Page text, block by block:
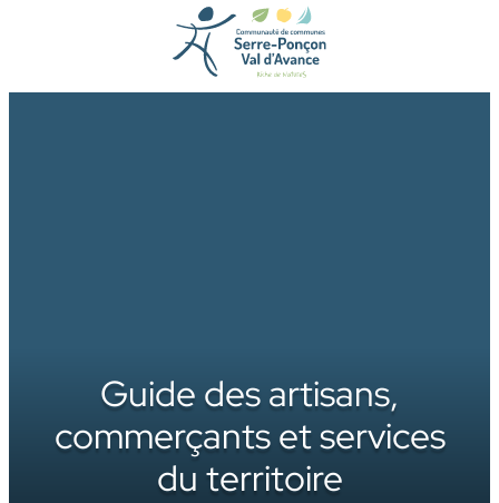
Guide des artisans,
commerçants et services
du territoire